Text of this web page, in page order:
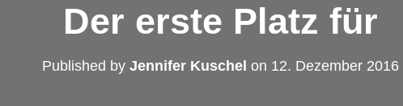
Der erste Platz für
Published by Jennifer Kuschel on 12. Dezember 2016